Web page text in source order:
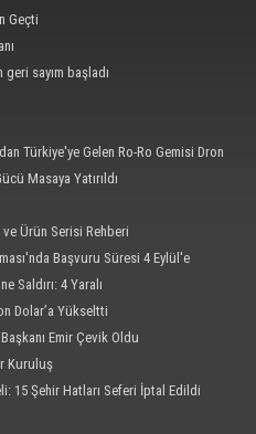
Geçti
sayım başladı
Türkiye'ye Gelen Ro-Ro Gemisi Dron
Masaya Yatırıldı
Ürün Serisi Rehberi
Başvuru Süresi 4 Eylül'e
Saldırı: 4 Yaralı
Dolar’a Yükseltti
Emir Çevik Oldu
Kuruluş
15 Şehir Hatları Seferi İptal Edildi